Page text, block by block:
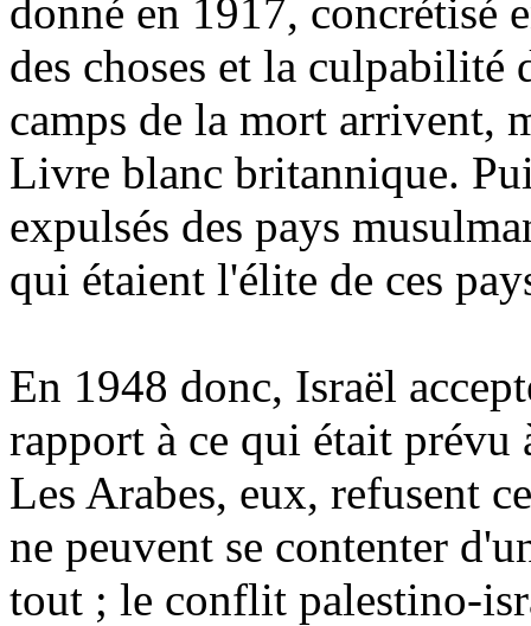
donné en 1917, concrétisé
des choses et la culpabilité
camps de la mort arrivent,
Livre blanc britannique.
expulsés des pays
qui étaient l'élite de ces
En 1948 donc, Israël
rapport à ce qui était
Les Arabes, eux, refusent
ne peuvent se contenter
tout ; le conflit palestino-